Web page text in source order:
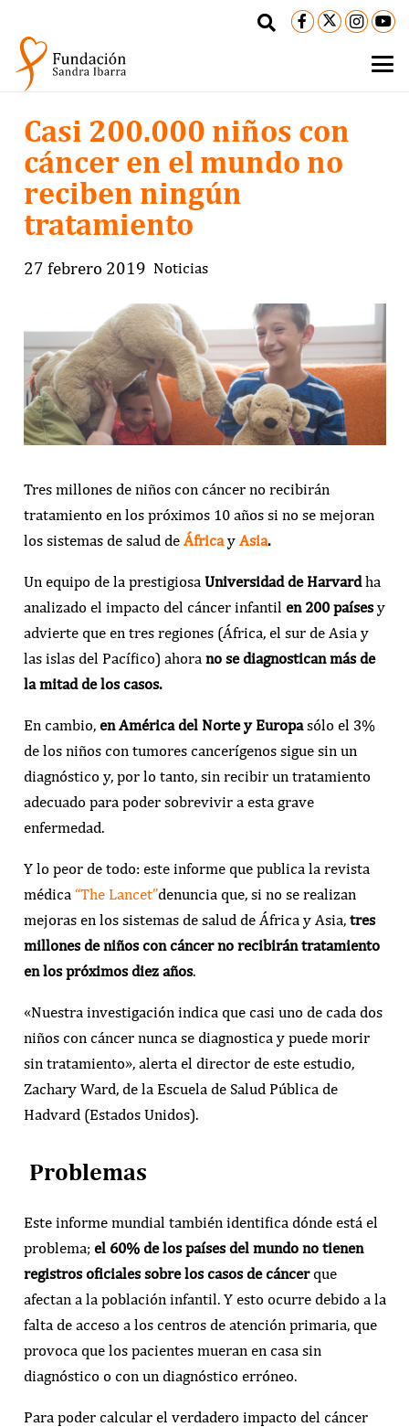
Casi 200.000 niños con
cáncer en el mundo no
reciben ningún
tratamiento
27 febrero 2019 Noticias
Tres millones de niños con cáncer no recibirán
tratamiento en los próximos 10 años si no se mejoran
los sistemas de salud de Áfricay Asia.
Un equipo de la prestigiosa Universidad de Harvardha
analizado el impacto del cáncer infantil en 200 paísesy
advierte que en tres regiones (África, el sur de Asia y
las islas del Pacífico) ahora no se diagnostican más de
la mitad de los casos.
En cambio, en América del Norte y Europasólo el 3%
de los niños con tumores cancerígenos sigue sin un
diagnóstico y, por lo tanto, sin recibir un tratamiento
adecuado para poder sobrevivir a esta grave
enfermedad.
Y lo peor de todo: este informe que publica la revista
médica “The Lancet”denuncia que, si no se realizan
mejoras en los sistemas de salud de África y Asia, tres
millones de niños con cáncer no recibirán tratamiento
en los próximos diez años.
«Nuestra investigación indica que casi uno de cada dos
niños con cáncer nunca se diagnostica y puede morir
sin tratamiento», alerta el director de este estudio,
Zachary Ward, de la Escuela de Salud Pública de
Hadvard (Estados Unidos).
Problemas
Este informe mundial también identifica dónde está el
problema; el 60% de los países del mundo no tienen
registros oficiales sobre los casos de cáncerque
afectan a la población infantil. Y esto ocurre debido a la
falta de acceso a los centros de atención primaria, que
provoca que los pacientes mueran en casa sin
diagnóstico o con un diagnóstico erróneo.
Para poder calcular el verdadero impacto del cáncer